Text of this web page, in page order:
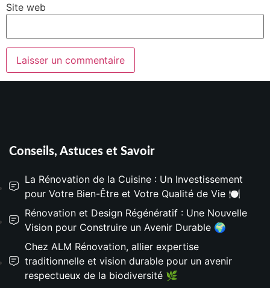
Site web
Conseils, Astuces et Savoir
La Rénovation de la Cuisine : Un Investissement
pour Votre Bien-Être et Votre Qualité de Vie 🍽️
Rénovation et Design Régénératif : Une Nouvelle
Vision pour Construire un Avenir Durable 🌍
Chez ALM Rénovation, allier expertise
traditionnelle et vision durable pour un avenir
respectueux de la biodiversité 🌿